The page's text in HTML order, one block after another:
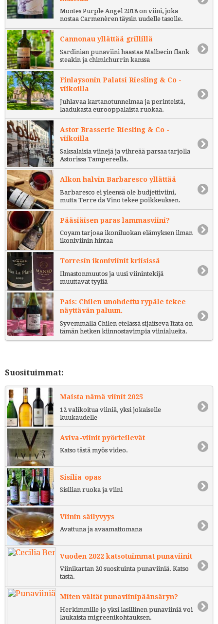
Montes Purple Angel 2018 on viini, joka
nostaa Carmenèren täysin uudelle tasolle.
Cannonau yllättää grillillä
Sardinian punaviini haastaa Malbecin flank
steakin ja chimichurrin kanssa
Finlaysonin Palatsi Riesling & Co -
viikoilla
Juhlavaa kartanotunnelmaa ja perinteistä,
laadukasta eurooppalaista ruokaa.
Astor Brasserie Riesling & Co -
viikoilla
Saksalaisia viinejä ja vihreää parsaa tarjolla
Astorissa Tampereella.
Alkon halvin Barbaresco yllättää
Barbaresco ei yleensä ole budjettiviini,
mutta Terre da Vino tekee poikkeuksen.
Pääsiäisen paras lammasviini?
Coyam tarjoaa ikoniluokan elämyksen ilman
ikoniviinin hintaa
Torresin ikoniviinit kriisissä
Ilmastonmuutos ja uusi viinintekijä
muuttavat tyyliä
País: Chilen unohdettu rypäle tekee
näyttävän paluun.
Syvemmällä Chilen etelässä sijaitseva Itata on
tämän hetken kiinnostavimpia viinialueita.
Suosituimmat:
Maista nämä viinit 2025
12 valikoitua viiniä, yksi jokaiselle
kuukaudelle
Aviva-viinit pyörteilevät
Katso tästä myös video.
Sisilia-opas
Sisilian ruoka ja viini
Viinin säilyvyys
Avattuna ja avaamattomana
Vuoden 2022 katsotuimmat punaviinit
Viinikartan 20 suosituinta punaviiniä. Katso
tästä.
Miten vältät punaviinipäänsäryn?
Herkimmille jo yksi lasillinen punaviiniä voi
laukaista migreenikohtauksen.